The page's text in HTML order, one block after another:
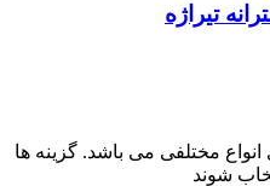
مختلفی می باشد. گزینه ها
شوند